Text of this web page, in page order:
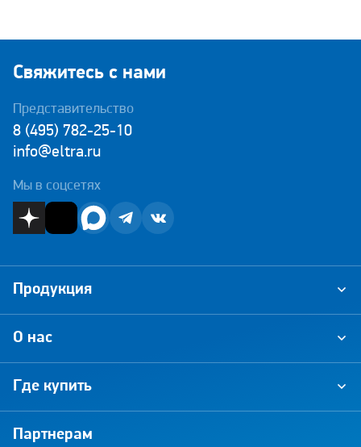
Свяжитесь с нами
Представительство
8 (495) 782-25-10
info@eltra.ru
Мы в соцсетях
О нас
Где купить
Партнерам
Продукция